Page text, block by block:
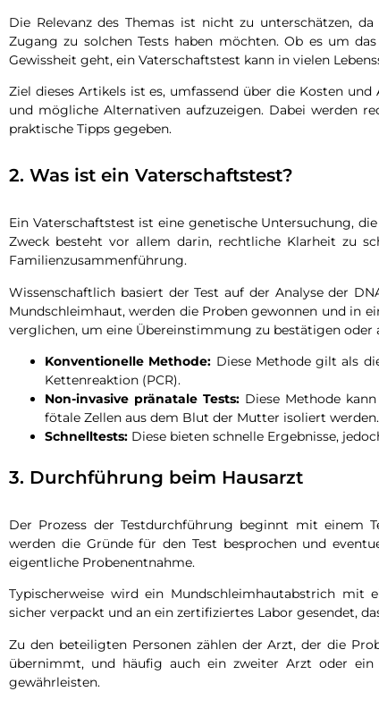
Die Relevanz des Themas ist nicht zu unterschätzen,
Zugang zu solchen Tests haben möchten. Ob es um
Gewissheit geht, ein Vaterschaftstest kann in vielen
Ziel dieses Artikels ist es, umfassend über die Kosten
und mögliche Alternativen aufzuzeigen. Dabei werden
praktische Tipps gegeben.
2. Was ist ein Vaterschaftstest?
Ein Vaterschaftstest ist eine genetische Untersuchung,
Zweck besteht vor allem darin, rechtliche Klarheit zu
Familienzusammenführung.
Wissenschaftlich basiert der Test auf der Analyse der
Mundschleimhaut, werden die Proben gewonnen und in
verglichen, um eine Übereinstimmung zu bestätigen oder
Konventionelle Methode: Diese Methode gilt als
Kettenreaktion (PCR).
Non-invasive pränatale Tests:Diese Methode
fötale Zellen aus dem Blut der Mutter isoliert werden.
Schnelltests: Diese bieten schnelle Ergebnisse,
3. Durchführung beim Hausarzt
Der Prozess der Testdurchführung beginnt mit einem
werden die Gründe für den Test besprochen und
eigentliche Probenentnahme.
Typischerweise wird ein Mundschleimhautabstrich mit
sicher verpackt und an ein zertifiziertes Labor gesendet,
Zu den beteiligten Personen zählen der Arzt, der die
übernimmt, und häufig auch ein zweiter Arzt oder
gewährleisten.